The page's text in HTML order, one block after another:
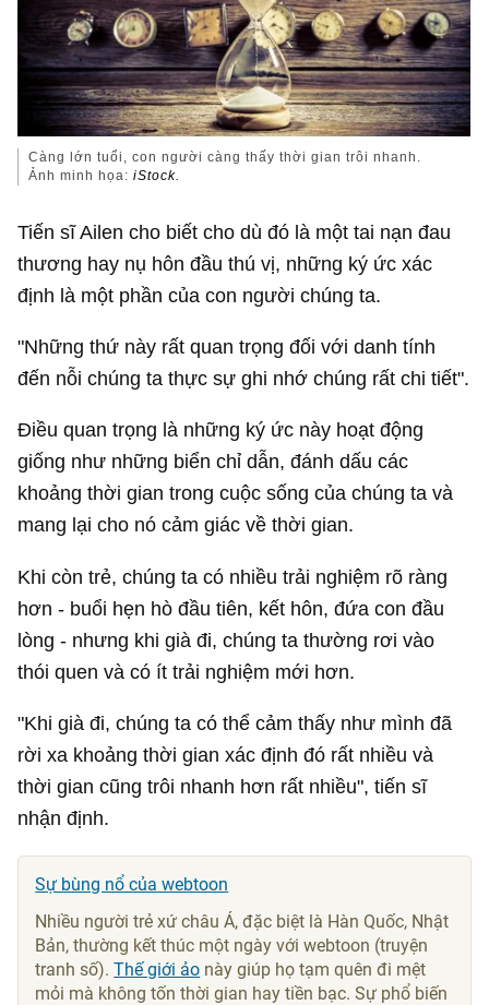
Càng lớn tuổi, con người càng thấy thời gian trôi nhanh.
Ảnh minh họa:iStock.
Tiến sĩ Ailen cho biết cho dù đó là một tai nạn đau
thương hay nụ hôn đầu thú vị, những ký ức xác
định là một phần của con người chúng ta.
"Những thứ này rất quan trọng đối với danh tính
đến nỗi chúng ta thực sự ghi nhớ chúng rất chi tiết".
Điều quan trọng là những ký ức này hoạt động
giống như những biển chỉ dẫn, đánh dấu các
khoảng thời gian trong cuộc sống của chúng ta và
mang lại cho nó cảm giác về thời gian.
Khi còn trẻ, chúng ta có nhiều trải nghiệm rõ ràng
hơn - buổi hẹn hò đầu tiên, kết hôn, đứa con đầu
lòng - nhưng khi già đi, chúng ta thường rơi vào
thói quen và có ít trải nghiệm mới hơn.
"Khi già đi, chúng ta có thể cảm thấy như mình đã
rời xa khoảng thời gian xác định đó rất nhiều và
thời gian cũng trôi nhanh hơn rất nhiều", tiến sĩ
nhận định.
Sự bùng nổ của webtoon
Nhiều người trẻ xứ châu Á, đặc biệt là Hàn Quốc, Nhật
Bản, thường kết thúc một ngày với webtoon (truyện
tranh số).Thế giới ảo này giúp họ tạm quên đi mệt
mỏi mà không tốn thời gian hay tiền bạc. Sự phổ biến